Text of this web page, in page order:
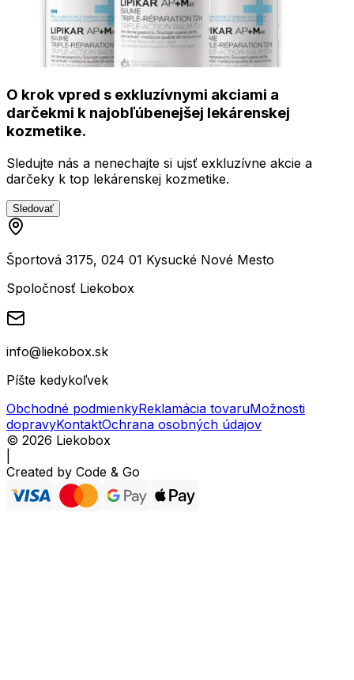
O krok vpred s exkluzívnymi akciami a
darčekmi k najobľúbenejšej lekárenskej
kozmetike.
Sledujte nás a nenechajte si ujsť exkluzívne akcie a
darčeky k top lekárenskej kozmetike.
Sledovať
Športová 3175, 024 01 Kysucké Nové Mesto
Spoločnosť Liekobox
info@liekobox.sk
Píšte kedykoľvek
Obchodné podmienkyReklamácia tovaruMožnosti
dopravyKontaktOchrana osobných údajov
© 2026 Liekobox
Created by Code & Go